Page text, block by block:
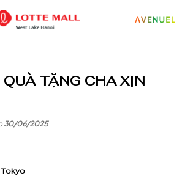
TẶNG CHA XỊN
30/06/2025
Tokyo